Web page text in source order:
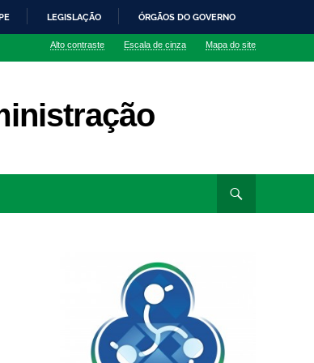
LEGISLAÇÃO ÓRGÃOS DO GOVERNO
Alto contraste Escala de cinza Mapa do site